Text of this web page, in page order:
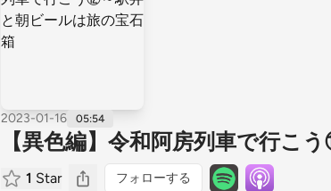
2023-01-16 05:54
【異色編】令和阿房列車で行こ
1 Star フォローする